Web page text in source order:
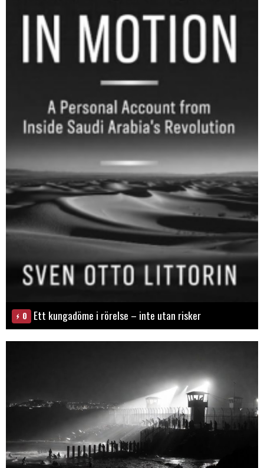
0 Ett kungadöme i rörelse – inte utan risker